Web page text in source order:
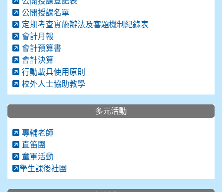
公開授課名單
定期考查實施辦法及審題機制紀錄表
會計月報
會計預算書
會計決算
行動載具使用原則
校外人士協助教學
多元活動
專輔老師
直笛團
童軍活動
學生課後社團